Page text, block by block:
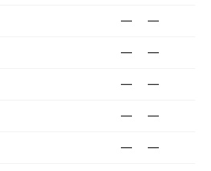
— —
— —
— —
— —
— —